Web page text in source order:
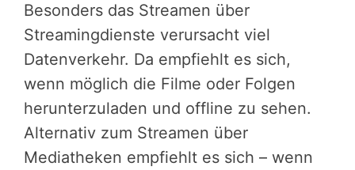
Besonders das Streamen über
Streamingdienste verursacht viel
Datenverkehr. Da empfiehlt es sich,
wenn möglich die Filme oder Folgen
herunterzuladen und offline zu sehen.
Alternativ zum Streamen über
Mediatheken empfiehlt es sich – wenn